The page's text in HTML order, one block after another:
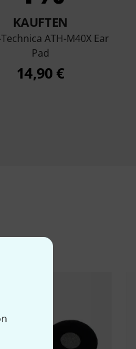
KAUFTEN
ATH-M40X Ear
Pad
14,90 €